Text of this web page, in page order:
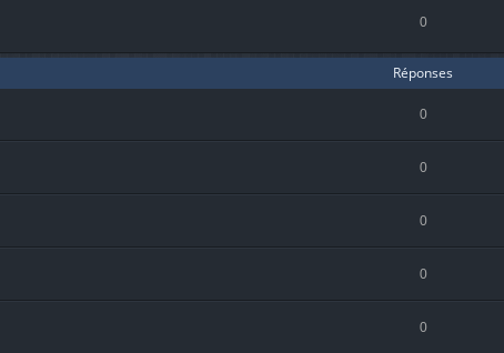
0
Réponses
0
0
0
0
0